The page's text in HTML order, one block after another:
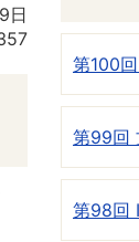
日
第100
第99回
第98回